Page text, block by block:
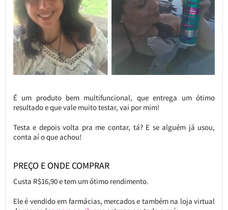
É um produto bem multifuncional, que entrega um ótimo
resultado e que vale muito testar, vai por mim!
Testa e depois volta pra me contar, tá? E se alguém já usou,
conta aí o que achou!
PREÇO E ONDE COMPRAR
Custa R$16,90 e tem um ótimo rendimento.
Ele é vendido em farmácias, mercados e também na loja virtual